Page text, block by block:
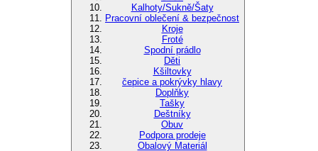
Kalhoty/Sukně/Šaty
Pracovní oblečení & bezpečnost
Kroje
Froté
Spodní prádlo
Děti
Kšiltovky
čepice a pokrývky hlavy
Doplňky
Tašky
Deštníky
Obuv
Podpora prodeje
Obalový Materiál